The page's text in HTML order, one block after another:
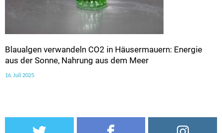
Blaualgen verwandeln CO2 in Häusermauern: Energie
aus der Sonne, Nahrung aus dem Meer
16. Juli 2025